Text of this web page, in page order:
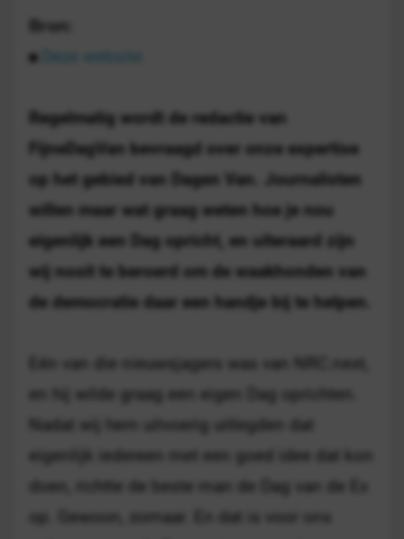
Bron:
Regelmatig wordt de redactie van
FijneDagVan bevraagd over onze expertise
op het gebied van Dagen Van. Journalisten
willen maar wat graag weten hoe je nou
eigenlijk een Dag opricht, en uiteraard zijn
wij nooit te beroerd om de waakhonden van
de democratie daar een handje bij te helpen.
Eén van die nieuwsjagers was van NRC.next,
en hij wilde graag een eigen Dag oprichten.
Nadat wij hem uitvoerig uitlegden dat
eigenlijk iedereen met een goed idee dat kon
doen, richtte de beste man de Dag van de Ex
op. Gewoon, zomaar. En dat is voor ons